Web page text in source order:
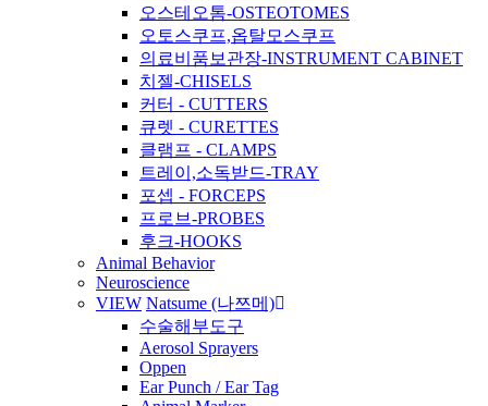
오스테오톰-OSTEOTOMES
오토스쿠프,옵탈모스쿠프
의료비품보관장-INSTRUMENT CABINET
치젤-CHISELS
커터 - CUTTERS
큐렛 - CURETTES
클램프 - CLAMPS
트레이,소독받드-TRAY
포셉 - FORCEPS
프로브-PROBES
후크-HOOKS
Animal Behavior
Neuroscience
VIEW Natsume (나쯔메)
수술해부도구
Aerosol Sprayers
Oppen
Ear Punch / Ear Tag